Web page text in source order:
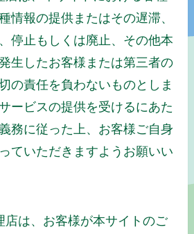
情報の提供またはその遅滞、
停止もしくは廃止、その他本
生したお客様または第三者の
の責任を負わないものとしま
ービスの提供を受けるにあた
務に従った上、お客様ご自身
ていただきますようお願いい
店は、お客様が本サイトのご